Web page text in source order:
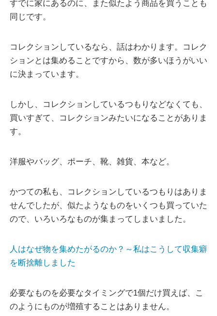
すでに家にあるのに、また似たよう商品を買うことも
同じです。
コレクションしているなら、話はわかります。コレク
ションとは集めることですから、数が多いほうがいい
に決まっています。
しかし、コレクションしているつもりなどなくても、
買いすぎて、コレクションみたいになることがありま
す。
洋服やバッグ、ポーチ、靴、雑貨、本など。
かつての私も、コレクションしているつもりはありま
せんでしたが、似たようなものをいくつも買っていた
ので、いろいろなものが集まってしまいました。
人はなぜ物を集めたがるのか？～私はこうして収集癖
を断捨離しました
必要なものを必要なタイミングで1個だけ買えば、こ
のようにものが増殖することはありません。